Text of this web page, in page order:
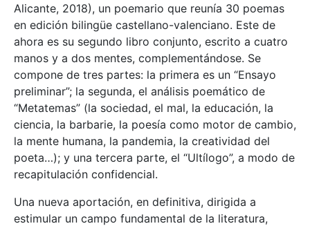
Alicante, 2018), un poemario que reunía 30 poemas
en edición bilingüe castellano-valenciano. Este de
ahora es su segundo libro conjunto, escrito a cuatro
manos y a dos mentes, complementándose. Se
compone de tres partes: la primera es un “Ensayo
preliminar”; la segunda, el análisis poemático de
“Metatemas” (la sociedad, el mal, la educación, la
ciencia, la barbarie, la poesía como motor de cambio,
la mente humana, la pandemia, la creatividad del
poeta…); y una tercera parte, el “Ultílogo”, a modo de
recapitulación confidencial.
Una nueva aportación, en definitiva, dirigida a
estimular un campo fundamental de la literatura,